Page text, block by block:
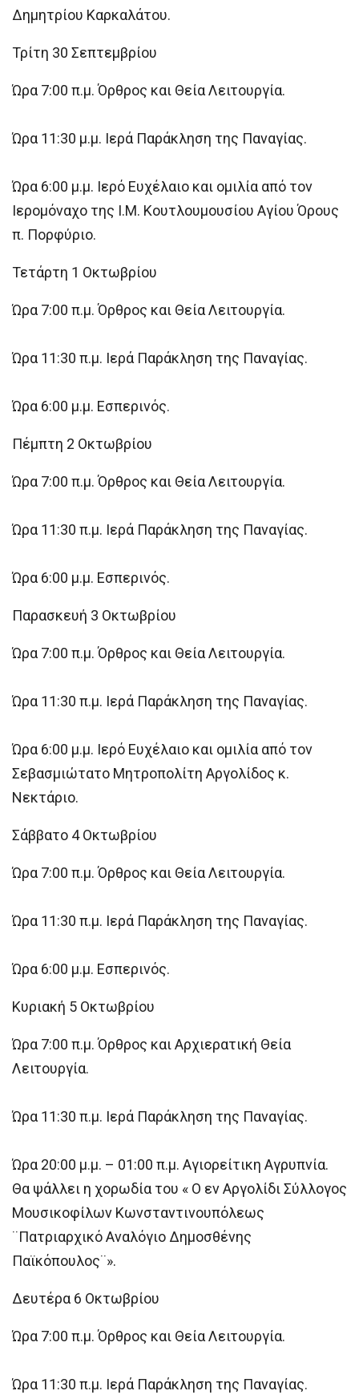
Δημητρίου Καρκαλάτου.
Τρίτη 30 Σεπτεμβρίου
Ώρα 7:00 π.μ. Όρθρος και Θεία Λειτουργία.
Ώρα 11:30 μ.μ. Ιερά Παράκληση της Παναγίας.
Ώρα 6:00 μ.μ. Ιερό Ευχέλαιο και ομιλία από τον
Ιερομόναχο της Ι.Μ. Κουτλουμουσίου Αγίου Όρους
π. Πορφύριο.
Τετάρτη 1 Οκτωβρίου
Ώρα 7:00 π.μ. Όρθρος και Θεία Λειτουργία.
Ώρα 11:30 π.μ. Ιερά Παράκληση της Παναγίας.
Ώρα 6:00 μ.μ. Εσπερινός.
Πέμπτη 2 Οκτωβρίου
Ώρα 7:00 π.μ. Όρθρος και Θεία Λειτουργία.
Ώρα 11:30 π.μ. Ιερά Παράκληση της Παναγίας.
Ώρα 6:00 μ.μ. Εσπερινός.
Παρασκευή 3 Οκτωβρίου
Ώρα 7:00 π.μ. Όρθρος και Θεία Λειτουργία.
Ώρα 11:30 π.μ. Ιερά Παράκληση της Παναγίας.
Ώρα 6:00 μ.μ. Ιερό Ευχέλαιο και ομιλία από τον
Σεβασμιώτατο Μητροπολίτη Αργολίδος κ.
Νεκτάριο.
Σάββατο 4 Οκτωβρίου
Ώρα 7:00 π.μ. Όρθρος και Θεία Λειτουργία.
Ώρα 11:30 π.μ. Ιερά Παράκληση της Παναγίας.
Ώρα 6:00 μ.μ. Εσπερινός.
Κυριακή 5 Οκτωβρίου
Ώρα 7:00 π.μ. Όρθρος και Αρχιερατική Θεία
Λειτουργία.
Ώρα 11:30 π.μ. Ιερά Παράκληση της Παναγίας.
Ώρα 20:00 μ.μ. – 01:00 π.μ. Αγιορείτικη Αγρυπνία.
Θα ψάλλει η χορωδία του « Ο εν Αργολίδι Σύλλογος
Μουσικοφίλων Κωνσταντινουπόλεως
¨Πατριαρχικό Αναλόγιο Δημοσθένης
Παϊκόπουλος¨».
Δευτέρα 6 Οκτωβρίου
Ώρα 7:00 π.μ. Όρθρος και Θεία Λειτουργία.
Ώρα 11:30 π.μ. Ιερά Παράκληση της Παναγίας.